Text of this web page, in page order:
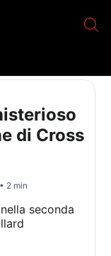
di Cross
• 2 min